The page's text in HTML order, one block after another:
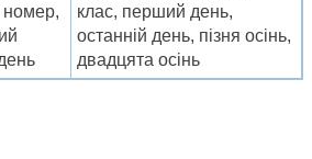
номер,
клас, перший день,
останній день, пізня осінь,
двадцята осінь